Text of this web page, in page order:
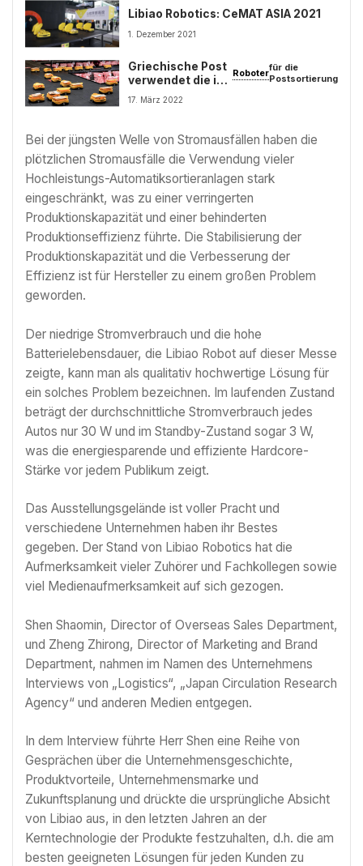
Libiao Robotics: CeMAT ASIA 2021
1. Dezember 2021
Griechische Post
verwendet die in
Zhejiang
Roboterfür die
Postsortierung
17. März 2022
Bei der jüngsten Welle von Stromausfällen haben die
plötzlichen Stromausfälle die Verwendung vieler
Hochleistungs-Automatiksortieranlagen stark
eingeschränkt, was zu einer verringerten
Produktionskapazität und einer behinderten
Produktionseffizienz führte. Die Stabilisierung der
Produktionskapazität und die Verbesserung der
Effizienz ist für Hersteller zu einem großen Problem
geworden.
Der niedrige Stromverbrauch und die hohe
Batterielebensdauer, die Libiao Robot auf dieser Messe
zeigte, kann man als qualitativ hochwertige Lösung für
ein solches Problem bezeichnen. Im laufenden Zustand
beträgt der durchschnittliche Stromverbrauch jedes
Autos nur 30 W und im Standby-Zustand sogar 3 W,
was die energiesparende und effiziente Hardcore-
Stärke vor jedem Publikum zeigt.
Das Ausstellungsgelände ist voller Pracht und
verschiedene Unternehmen haben ihr Bestes
gegeben. Der Stand von Libiao Robotics hat die
Aufmerksamkeit vieler Zuhörer und Fachkollegen sowie
viel Medienaufmerksamkeit auf sich gezogen.
Shen Shaomin, Director of Overseas Sales Department,
und Zheng Zhirong, Director of Marketing and Brand
Department, nahmen im Namen des Unternehmens
Interviews von „Logistics“, „Japan Circulation Research
Agency“ und anderen Medien entgegen.
In dem Interview führte Herr Shen eine Reihe von
Gesprächen über die Unternehmensgeschichte,
Produktvorteile, Unternehmensmarke und
Zukunftsplanung und drückte die ursprüngliche Absicht
von Libiao aus, in den letzten Jahren an der
Kerntechnologie der Produkte festzuhalten, d.h. die am
besten geeigneten Lösungen für jeden Kunden zu